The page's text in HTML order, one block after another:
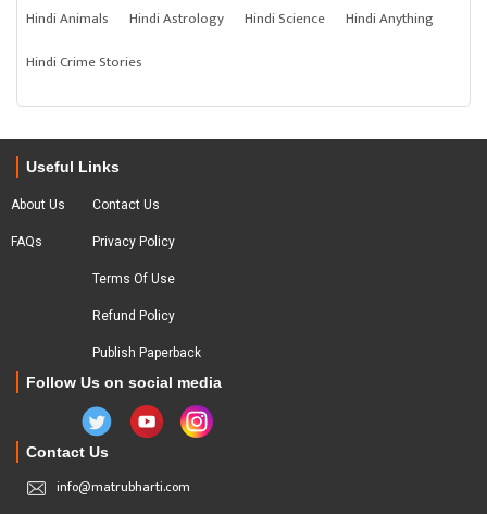
Hindi Animals
Hindi Astrology Hindi Science
Hindi Anything
Hindi Crime Stories
Useful Links
About Us
FAQs
Contact Us
Privacy Policy
Terms Of Use
Refund Policy
Publish Paperback
Follow Us on social media
Contact Us
info@matrubharti.com